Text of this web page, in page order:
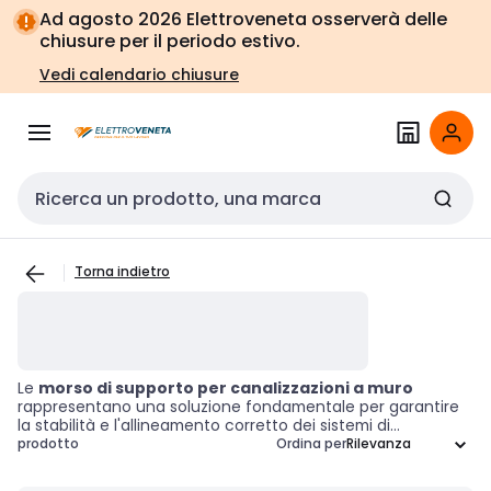
Vai alla
navigazione
Vai
alla
pagina
Ad agosto 2026 Elettroveneta osserverà delle
chiusure per il periodo estivo.
Vedi calendario chiusure
Cerca input
Torna indietro
Le morso di supporto per canalizzazioni a muro
rappresentano una soluzione fondamentale per garantire
la stabilità e l'allineamento corretto dei sistemi di
canalizzazione utilizzati in molteplici applicazioni, inclusi gli
prodotto Ordina per